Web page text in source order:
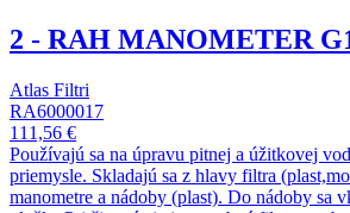
2 - RAH MANOMETER
Atlas Filtri
RA6000017
111,56 €
Používajú sa na úpravu pitnej a úžitkovej
priemysle. Skladajú sa z hlavy filtra
manometre a nádoby (plast). Do nádoby sa